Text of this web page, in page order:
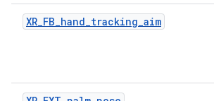
XR_FB_hand_tracking_aim